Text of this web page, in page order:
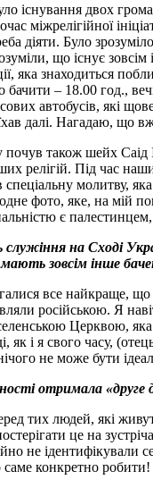
існування двох
міжрелігійної
діяти. Було
що існує
яка знаходиться
– 18.00 год.,
автобусів, які
далі. Нагадаю, що
почув також шейх
релігій. Під час
молитву,
фото, яке, на мій
є
служіння на Сході
зовсім інше
все найкраще, що
російською. Я
Церквою, яка
як і я свого часу,
не може бути
отримала
тих людей, які
це на
не
конкретно робити!